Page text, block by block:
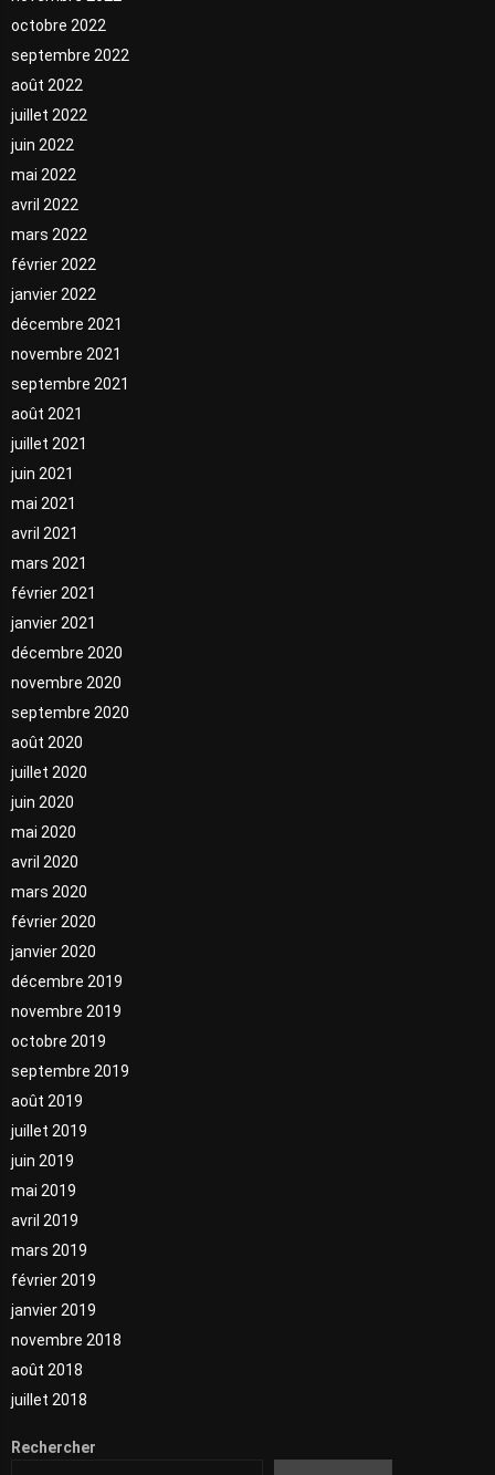
octobre 2022
septembre 2022
août 2022
juillet 2022
juin 2022
mai 2022
avril 2022
mars 2022
février 2022
janvier 2022
décembre 2021
novembre 2021
septembre 2021
août 2021
juillet 2021
juin 2021
mai 2021
avril 2021
mars 2021
février 2021
janvier 2021
décembre 2020
novembre 2020
septembre 2020
août 2020
juillet 2020
juin 2020
mai 2020
avril 2020
mars 2020
février 2020
janvier 2020
décembre 2019
novembre 2019
octobre 2019
septembre 2019
août 2019
juillet 2019
juin 2019
mai 2019
avril 2019
mars 2019
février 2019
janvier 2019
novembre 2018
août 2018
juillet 2018
Rechercher